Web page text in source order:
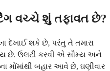
વચ્ચે શું તફાવત છે?
દેખાઈ શકે છે, પરંતુ તે તમારા
છે. ઉલટી કરવી એ સૌમ્ય અને
મોંમાંથી બહાર આવે છે, ઘણીવાર